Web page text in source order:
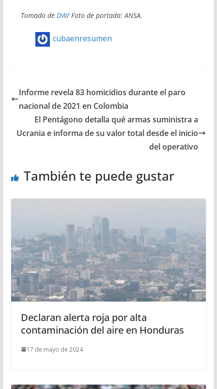
Tomado de DW/ Foto de portada: ANSA.
cubaenresumen
Informe revela 83 homicidios durante el paro
nacional de 2021 en Colombia
El Pentágono detalla qué armas suministra a
Ucrania e informa de su valor total desde el inicio
del operativo
También te puede gustar
Declaran alerta roja por alta
contaminación del aire en Honduras
17 de mayo de 2024